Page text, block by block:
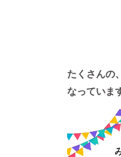
たくさんの
なっていま